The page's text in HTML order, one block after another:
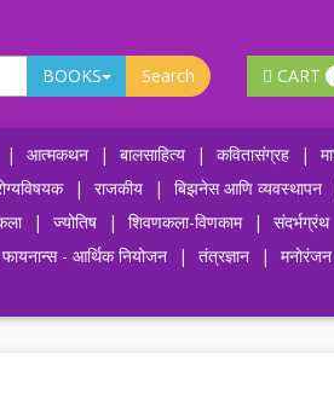
BOOKS Search CART
| आत्मकथन | बालसाहित्य | कवितासंग्रह |
| राजकीय | बिझनेस आणि व्यवस्थापन
| ज्योतिष | शिवणकला-विणकाम | संदर्भग्रंथ
फायनान्स - आर्थिक नियोजन | तंत्रज्ञान | मनोरंजन